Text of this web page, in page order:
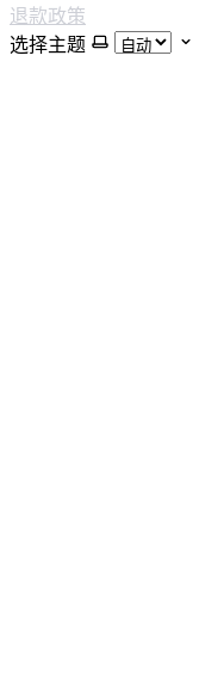
退款政策
选择主题